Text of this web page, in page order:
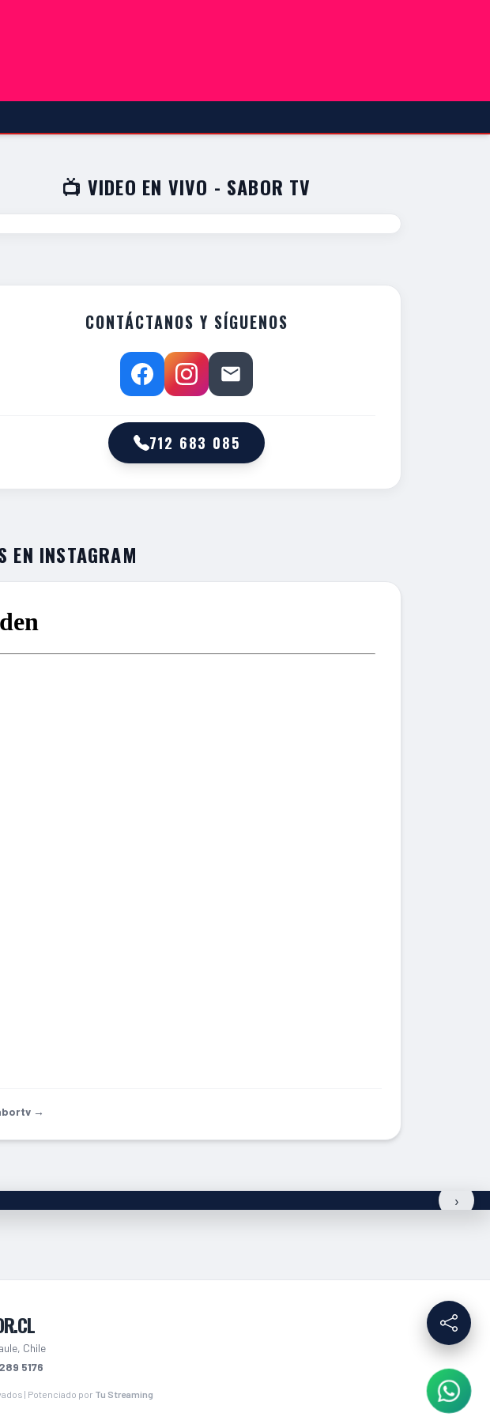
📺 VIDEO EN VIVO - SABOR TV
CONTÁCTANOS Y SÍGUENOS
712 683 085
EN INSTAGRAM
→
›
Chile
5176
| Potenciado por Tu Streaming